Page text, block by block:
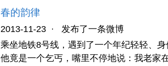
春的韵律
2013-11-23 ·
发布了一条微博
乘坐地铁8号线，遇到了一个年纪轻轻、
他竟是一个乞丐，嘴里不停地说：我老家